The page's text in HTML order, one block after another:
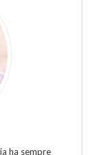
ha sempre